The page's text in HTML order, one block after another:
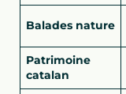
Balades nature
Patrimoine
catalan